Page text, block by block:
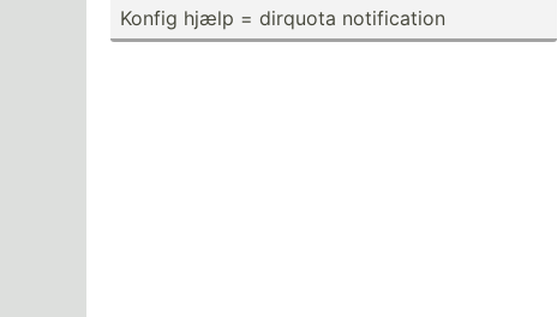
Konfig hjælp = dirquota notifi­cation